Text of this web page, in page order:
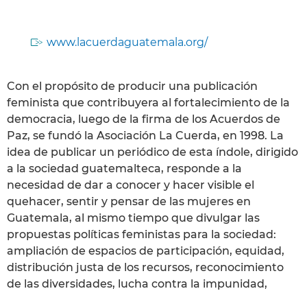
www.lacuerdaguatemala.org/
Con el propósito de producir una publicación
feminista que contribuyera al fortalecimiento de la
democracia, luego de la firma de los Acuerdos de
Paz, se fundó la Asociación La Cuerda, en 1998. La
idea de publicar un periódico de esta índole, dirigido
a la sociedad guatemalteca, responde a la
necesidad de dar a conocer y hacer visible el
quehacer, sentir y pensar de las mujeres en
Guatemala, al mismo tiempo que divulgar las
propuestas políticas feministas para la sociedad:
ampliación de espacios de participación, equidad,
distribución justa de los recursos, reconocimiento
de las diversidades, lucha contra la impunidad,